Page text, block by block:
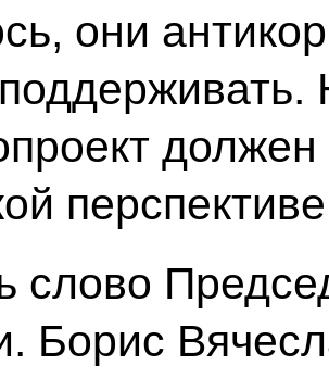
они
слово
Борис